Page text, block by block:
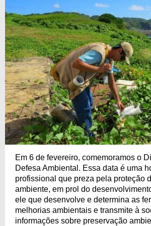
Em 6 de fevereiro, comemoramos o
Defesa Ambiental. Essa data é uma
profissional que preza pela proteção
ambiente, em prol do
ele que desenvolve e determina as
melhorias ambientais e transmite à
informações sobre preservação